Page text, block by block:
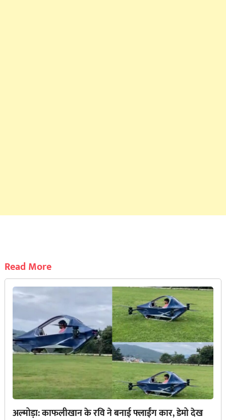
Read More
अल्मोड़ा: काफलीखान के रवि ने बनाई फ्लाईंग कार, डेमो देख